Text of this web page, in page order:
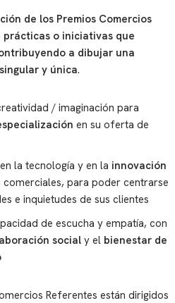
de los Premios Comercios
prácticas o iniciativas que
a dibujar una
y única.
/ imaginación para
en su oferta de
la tecnología y en la innovación
para poder centrarse
e inquietudes de sus clientes
de escucha y empatía, con
socialy el bienestar de
Referentes están dirigidos